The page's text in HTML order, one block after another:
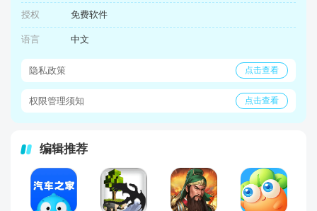
授权 免费软件
语言 中文
隐私政策 点击查看
权限管理须知 点击查看
编辑推荐